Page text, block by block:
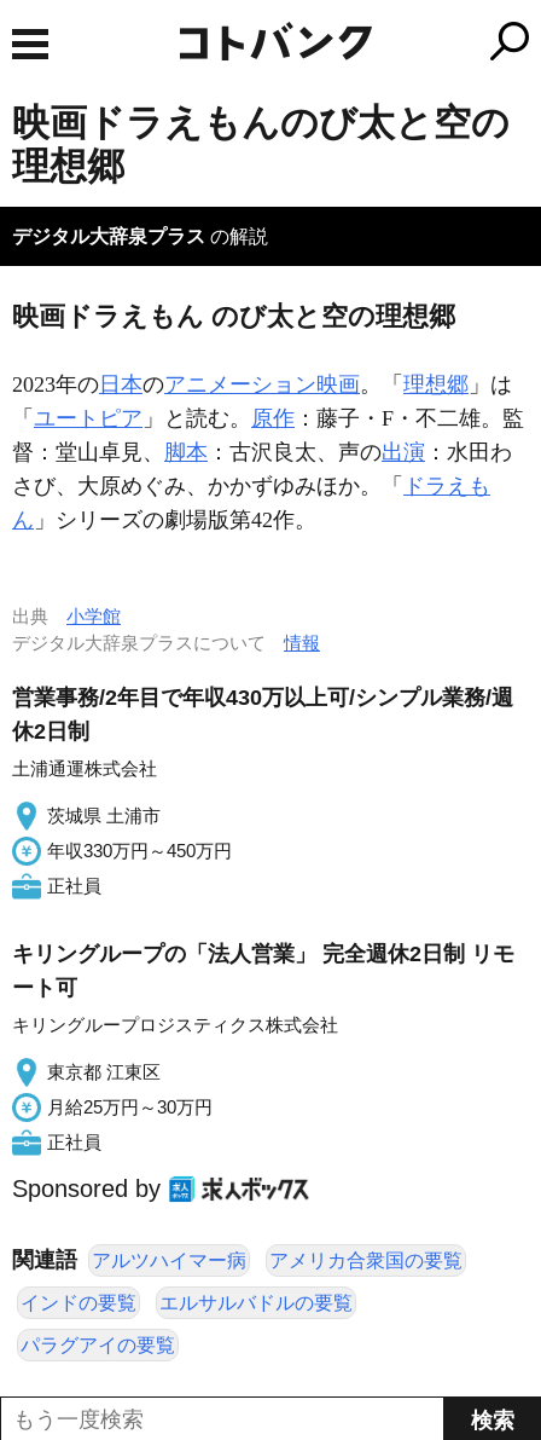
映画ドラえもんのび太と空の
理想郷
デジタル大辞泉プラス の解説
映画ドラえもん のび太と空の理想郷
2023年の 日本のアニメーション映画。「 理想郷 」は
「 ユートピア 」と読む。 原作 ：藤子・F・不二雄。監
督：堂山卓見、 脚本 ：古沢良太、声の出演 ：水田わ
さび、大原めぐみ、かかずゆみほか。「
ドラえも
ん 」シリーズの劇場版第42作。
出典 小学館
デジタル大辞泉プラスについて情報
営業事務/2年目で年収430万以上可/シンプル業務/週
休2日制
土浦通運株式会社
茨城県 土浦市
年収330万円～450万円
正社員
キリングループの「法人営業」 完全週休2日制 リモ
ート可
キリングループロジスティクス株式会社
東京都 江東区
月給25万円～30万円
正社員
Sponsored by
関連語 アルツハイマー病 アメリカ合衆国の要覧
インドの要覧 エルサルバドルの要覧
パラグアイの要覧